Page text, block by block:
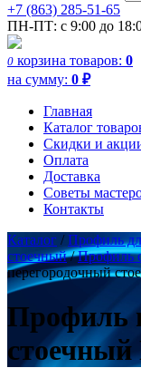
+7 (863) 285-51-65
ПН-ПТ: с 9:00 до
0 корзина товаров: 0
на сумму: 0 ₽
Главная
Каталог
Скидки и
Оплата
Доставка
Советы
Контакты
Каталог /Профиль
стоечный/Профиль
перегородочный
Профиль